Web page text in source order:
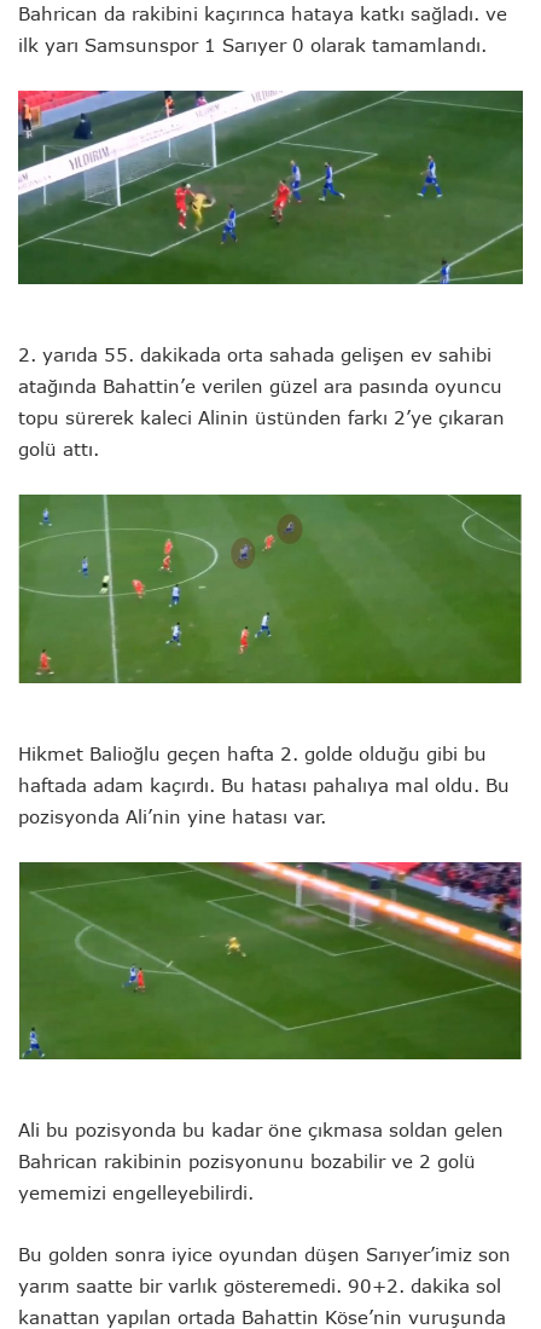
Bahrican da rakibini kaçırınca hataya katkı sağladı. ve
ilk yarı Samsunspor 1 Sarıyer 0 olarak tamamlandı.
2. yarıda 55. dakikada orta sahada gelişen ev sahibi
atağında Bahattin’e verilen güzel ara pasında oyuncu
topu sürerek kaleci Alinin üstünden farkı 2’ye çıkaran
golü attı.
Hikmet Balioğlu geçen hafta 2. golde olduğu gibi bu
haftada adam kaçırdı. Bu hatası pahalıya mal oldu. Bu
pozisyonda Ali’nin yine hatası var.
Ali bu pozisyonda bu kadar öne çıkmasa soldan gelen
Bahrican rakibinin pozisyonunu bozabilir ve 2 golü
yememizi engelleyebilirdi.
Bu golden sonra iyice oyundan düşen Sarıyer’imiz son
yarım saatte bir varlık gösteremedi. 90+2. dakika sol
kanattan yapılan ortada Bahattin Köse’nin vuruşunda